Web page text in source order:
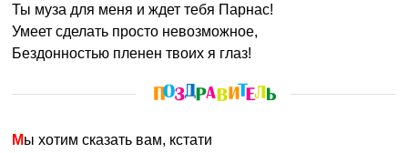
Ты муза для меня и ждет тебя Парнас!
Умеет сделать просто невозможное,
Бездонностью пленен твоих я глаз!
Мы хотим сказать вам, кстати